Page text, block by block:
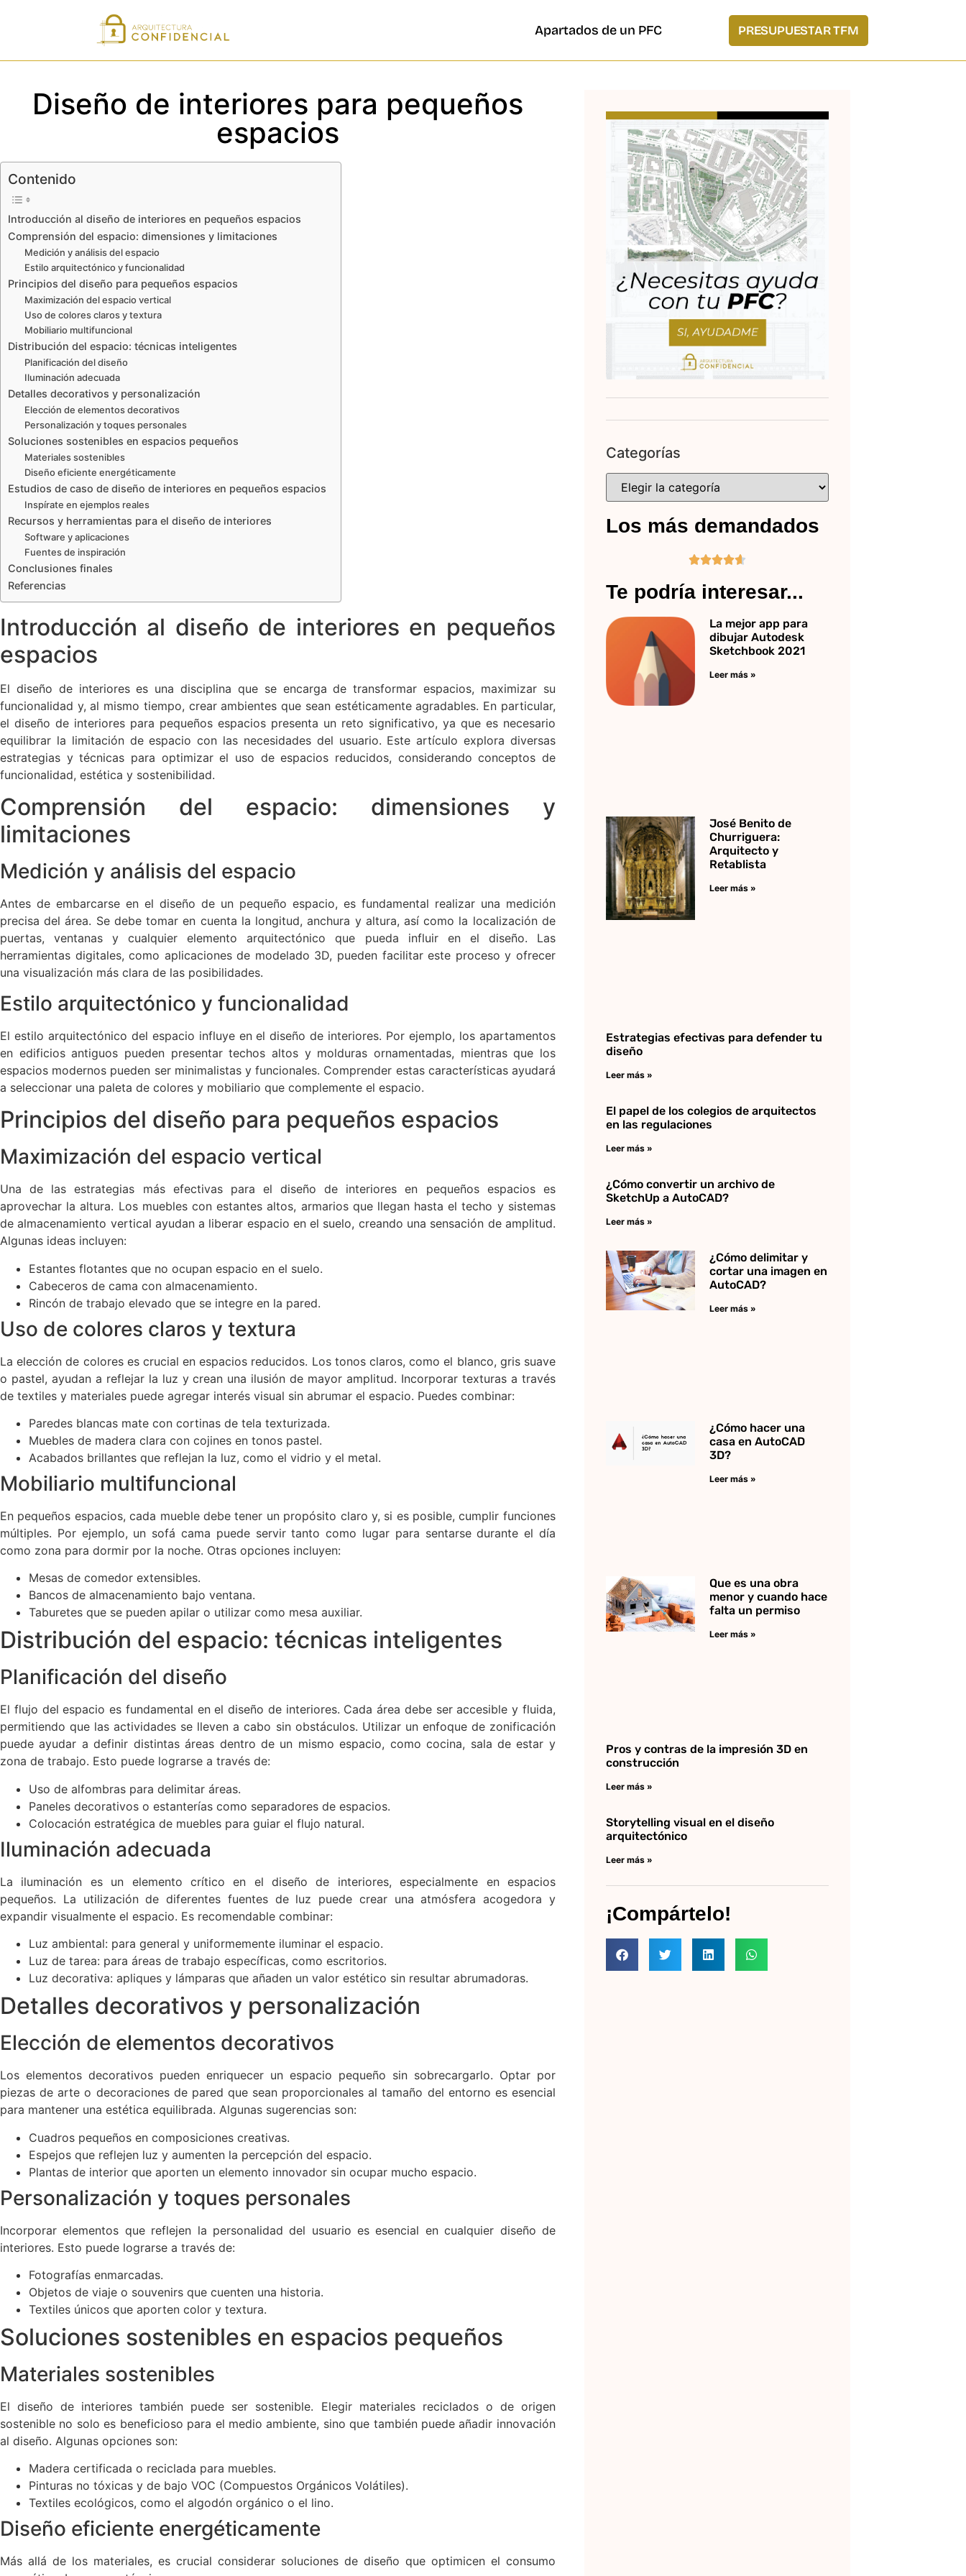
Apartados de un PFC PRESUPUESTAR TFM
Diseño de interiores para pequeños
espacios
Contenido
Introducción al diseño de interiores en pequeños espacios
Comprensión del espacio: dimensiones y limitaciones
Medición y análisis del espacio
Estilo arquitectónico y funcionalidad
Principios del diseño para pequeños espacios
Maximización del espacio vertical
Uso de colores claros y textura
Mobiliario multifuncional
Distribución del espacio: técnicas inteligentes
Planificación del diseño
Iluminación adecuada
Detalles decorativos y personalización
Elección de elementos decorativos
Personalización y toques personales
Soluciones sostenibles en espacios pequeños
Materiales sostenibles
Diseño eficiente energéticamente
Estudios de caso de diseño de interiores en pequeños espacios
Inspírate en ejemplos reales
Recursos y herramientas para el diseño de interiores
Software y aplicaciones
Fuentes de inspiración
Conclusiones finales
Referencias
Introducción al diseño de interiores en pequeños
espacios
El diseño de interiores es una disciplina que se encarga de transformar espacios, maximizar su
funcionalidad y, al mismo tiempo, crear ambientes que sean estéticamente agradables. En particular,
el diseño de interiores para pequeños espacios presenta un reto significativo, ya que es necesario
equilibrar la limitación de espacio con las necesidades del usuario. Este artículo explora diversas
estrategias y técnicas para optimizar el uso de espacios reducidos, considerando conceptos de
funcionalidad, estética y sostenibilidad.
Comprensión del espacio: dimensiones y
limitaciones
Medición y análisis del espacio
Antes de embarcarse en el diseño de un pequeño espacio, es fundamental realizar una medición
precisa del área. Se debe tomar en cuenta la longitud, anchura y altura, así como la localización de
puertas, ventanas y cualquier elemento arquitectónico que pueda influir en el diseño. Las
herramientas digitales, como aplicaciones de modelado 3D, pueden facilitar este proceso y ofrecer
una visualización más clara de las posibilidades.
Estilo arquitectónico y funcionalidad
El estilo arquitectónico del espacio influye en el diseño de interiores. Por ejemplo, los apartamentos
en edificios antiguos pueden presentar techos altos y molduras ornamentadas, mientras que los
espacios modernos pueden ser minimalistas y funcionales. Comprender estas características ayudará
a seleccionar una paleta de colores y mobiliario que complemente el espacio.
Principios del diseño para pequeños espacios
Maximización del espacio vertical
Una de las estrategias más efectivas para el diseño de interiores en pequeños espacios es
aprovechar la altura. Los muebles con estantes altos, armarios que llegan hasta el techo y sistemas
de almacenamiento vertical ayudan a liberar espacio en el suelo, creando una sensación de amplitud.
Algunas ideas incluyen:
Estantes flotantes que no ocupan espacio en el suelo.
Cabeceros de cama con almacenamiento.
Rincón de trabajo elevado que se integre en la pared.
Uso de colores claros y textura
La elección de colores es crucial en espacios reducidos. Los tonos claros, como el blanco, gris suave
o pastel, ayudan a reflejar la luz y crean una ilusión de mayor amplitud. Incorporar texturas a través
de textiles y materiales puede agregar interés visual sin abrumar el espacio. Puedes combinar:
Paredes blancas mate con cortinas de tela texturizada.
Muebles de madera clara con cojines en tonos pastel.
Acabados brillantes que reflejan la luz, como el vidrio y el metal.
Mobiliario multifuncional
En pequeños espacios, cada mueble debe tener un propósito claro y, si es posible, cumplir funciones
múltiples. Por ejemplo, un sofá cama puede servir tanto como lugar para sentarse durante el día
como zona para dormir por la noche. Otras opciones incluyen:
Mesas de comedor extensibles.
Bancos de almacenamiento bajo ventana.
Taburetes que se pueden apilar o utilizar como mesa auxiliar.
Distribución del espacio: técnicas inteligentes
Planificación del diseño
El flujo del espacio es fundamental en el diseño de interiores. Cada área debe ser accesible y fluida,
permitiendo que las actividades se lleven a cabo sin obstáculos. Utilizar un enfoque de zonificación
puede ayudar a definir distintas áreas dentro de un mismo espacio, como cocina, sala de estar y
zona de trabajo. Esto puede lograrse a través de:
Uso de alfombras para delimitar áreas.
Paneles decorativos o estanterías como separadores de espacios.
Colocación estratégica de muebles para guiar el flujo natural.
Iluminación adecuada
La iluminación es un elemento crítico en el diseño de interiores, especialmente en espacios
pequeños. La utilización de diferentes fuentes de luz puede crear una atmósfera acogedora y
expandir visualmente el espacio. Es recomendable combinar:
Luz ambiental: para general y uniformemente iluminar el espacio.
Luz de tarea: para áreas de trabajo específicas, como escritorios.
Luz decorativa: apliques y lámparas que añaden un valor estético sin resultar abrumadoras.
Detalles decorativos y personalización
Elección de elementos decorativos
Los elementos decorativos pueden enriquecer un espacio pequeño sin sobrecargarlo. Optar por
piezas de arte o decoraciones de pared que sean proporcionales al tamaño del entorno es esencial
para mantener una estética equilibrada. Algunas sugerencias son:
Cuadros pequeños en composiciones creativas.
Espejos que reflejen luz y aumenten la percepción del espacio.
Plantas de interior que aporten un elemento innovador sin ocupar mucho espacio.
Personalización y toques personales
Incorporar elementos que reflejen la personalidad del usuario es esencial en cualquier diseño de
interiores. Esto puede lograrse a través de:
Fotografías enmarcadas.
Objetos de viaje o souvenirs que cuenten una historia.
Textiles únicos que aporten color y textura.
Soluciones sostenibles en espacios pequeños
Materiales sostenibles
El diseño de interiores también puede ser sostenible. Elegir materiales reciclados o de origen
sostenible no solo es beneficioso para el medio ambiente, sino que también puede añadir innovación
al diseño. Algunas opciones son:
Madera certificada o reciclada para muebles.
Pinturas no tóxicas y de bajo VOC (Compuestos Orgánicos Volátiles).
Textiles ecológicos, como el algodón orgánico o el lino.
Diseño eficiente energéticamente
Más allá de los materiales, es crucial considerar soluciones de diseño que optimicen el consumo
Categorías
Los más demandados

Te podría interesar...
La mejor app para
dibujar Autodesk
Sketchbook 2021
Leer más »
José Benito de
Churriguera:
Arquitecto y
Retablista
Leer más »
Estrategias efectivas para defender tu
diseño
Leer más »
El papel de los colegios de arquitectos
en las regulaciones
Leer más »
¿Cómo convertir un archivo de
SketchUp a AutoCAD?
Leer más »
¿Cómo delimitar y
cortar una imagen en
AutoCAD?
Leer más »
¿Cómo hacer una
casa en AutoCAD
3D?
Leer más »
Que es una obra
menor y cuando hace
falta un permiso
Leer más »
Pros y contras de la impresión 3D en
construcción
Leer más »
Storytelling visual en el diseño
arquitectónico
Leer más »
¡Compártelo!